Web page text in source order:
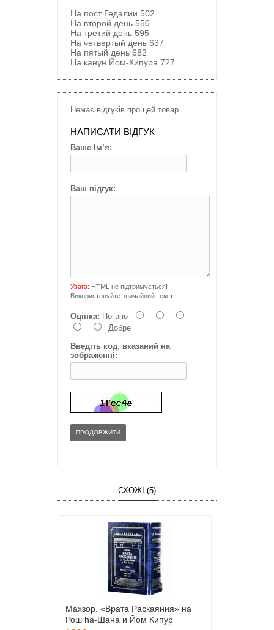
На пост Гедалии 502
На второй день 550
На третий день 595
На четвертый день 637
На пятый день 682
На канун Йом-Кипура 727
Немає відгуків про цей товар.
НАПИСАТИ ВІДГУК
Ваше Ім’я:
Ваш відгук:
Увага: HTML не підтримується!
Використовуйте звичайний текст.
Оцінка: Погано
Добре
Введіть код, вказаний на
зображенні:
ПРОДОВЖИТИ
СХОЖІ (5)
Махзор. «Врата Раскаяния» на
Рош hа-Шана и Йом Кипур